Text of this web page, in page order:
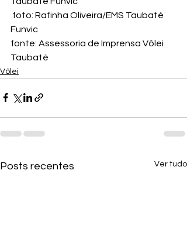
foto: Rafinha Oliveira/EMS Taubaté
Funvic
fonte: Assessoria de Imprensa Vôlei
Taubaté
Vôlei
Posts recentes Ver tudo